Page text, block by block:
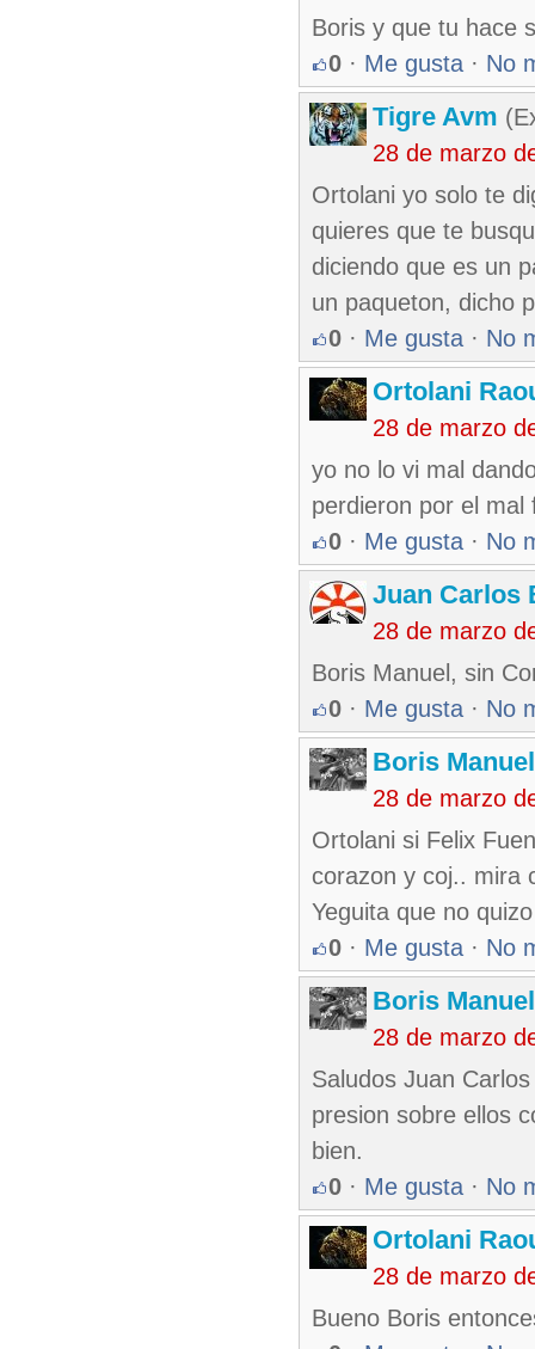
Boris y que tu hace
0 · Me gusta · No
Tigre Avm
28 de marzo
Ortolani yo solo te
quieres que te
diciendo que es un
un paqueton, dicho
0 · Me gusta · No
Ortolani
28 de marzo
yo no lo vi mal
perdieron por el mal
0 · Me gusta · No
Juan Carlos
28 de marzo
Boris Manuel, sin
0 · Me gusta · No
Boris
28 de marzo
Ortolani si Felix
corazon y coj.. mira
Yeguita que no
0 · Me gusta · No
Boris
28 de marzo
Saludos Juan
presion sobre ellos
bien.
0 · Me gusta · No
Ortolani
28 de marzo
Bueno Boris